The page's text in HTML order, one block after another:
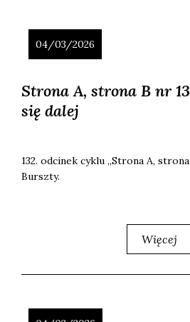
04/03/2026
Strona A, strona B nr
się dalej
132. odci­nek cyklu „Stro­na A,
Bursz­ty.
Więcej